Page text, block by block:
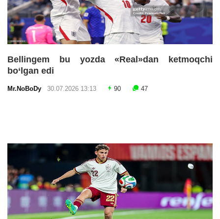
Bellingem bu yozda «Real»dan ketmoqchi
bo‘lgan edi
Mr.NoBoDy 30.07.2026 13:13 90 47